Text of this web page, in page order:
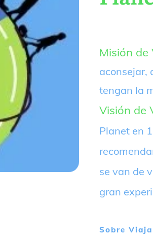
Misión de
aconsejar,
tengan la
Visión de
Planet en
se van de
gran
Sobre